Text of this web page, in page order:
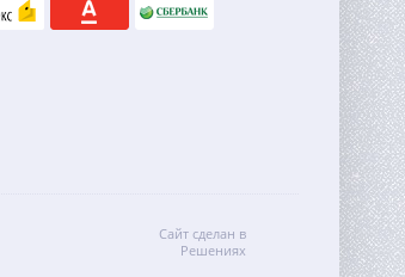
Сайт сделан в
Решениях